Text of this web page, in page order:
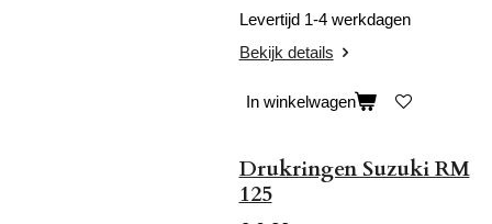
Levertijd 1-4 werkdagen
Bekijk details
In winkelwagen
Drukringen Suzuki RM
125